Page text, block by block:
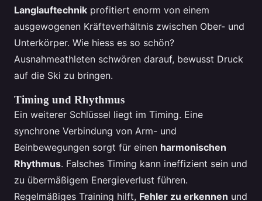
Langlauftechnik profitiert enorm von einem
ausgewogenen Kräfteverhältnis zwischen Ober- und
Unterkörper. Wie hiess es so schön?
Ausnahmeathleten schwören darauf, bewusst Druck
auf die Ski zu bringen.
Timing und Rhythmus
Ein weiterer Schlüssel liegt im Timing. Eine
synchrone Verbindung von Arm- und
Beinbewegungen sorgt für einen harmonischen
Rhythmus. Falsches Timing kann ineffizient sein und
zu übermäßigem Energieverlust führen.
Regelmäßiges Training hilft, Fehler zu erkennen und